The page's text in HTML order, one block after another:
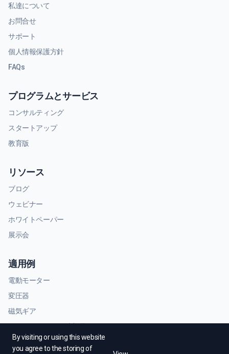
By visiting or using this website
you agree to the storing of
私達について
お問合せ
サポート
個人情報保護方針
FAQs
プログラムとサービス
コンサルティング
スタートアップ
教育版
リソース
ブログ
ウェビナー
ホワイトペーパー
展示会
適用例
電動モーター
変圧器
磁気ギア